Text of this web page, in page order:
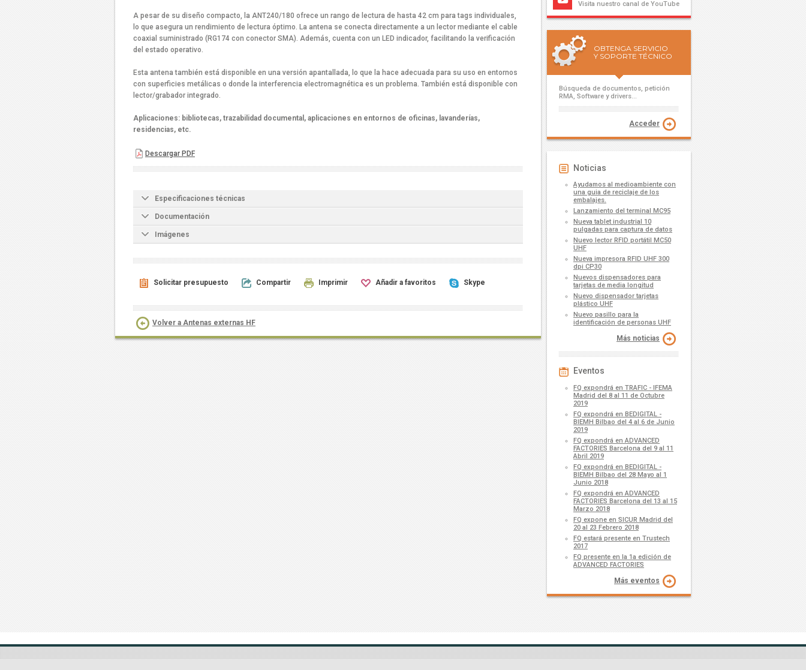
A pesar de su diseño compacto, la ANT240/180 ofrece un rango de lectura de hasta 42 cm para tags individuales,
lo que asegura un rendimiento de lectura óptimo. La antena se conecta directamente a un lector mediante el cable
coaxial suministrado (RG174 con conector SMA). Además, cuenta con un LED indicador, facilitando la verificación
del estado operativo.
Esta antena también está disponible en una versión apantallada, lo que la hace adecuada para su uso en entornos
con superficies metálicas o donde la interferencia electromagnética es un problema. También está disponible con
lector/grabador integrado.
Aplicaciones: bibliotecas, trazabilidad documental, aplicaciones en entornos de oficinas, lavanderías,
residencias, etc.
Descargar PDF
Especificaciones técnicas
Documentación
Imágenes
Solicitar presupuesto Compartir Imprimir Añadir a favoritos Skype
Volver a Antenas externas HF
Visita nuestro canal de YouTube
OBTENGA SERVICIO
Y SOPORTE TÉCNICO
Búsqueda de documentos, petición
RMA, Software y drivers...
Acceder
Noticias
Ayudamos al medioambiente con
una guia de reciclaje de los
embalajes.
Lanzamiento del terminal MC95
Nueva tablet industrial 10
pulgadas para captura de datos
Nuevo lector RFID portátil MC50
UHF
Nueva impresora RFID UHF 300
dpi CP30
Nuevos dispensadores para
tarjetas de media longitud
Nuevo dispensador tarjetas
plástico UHF
Nuevo pasillo para la
identificación de personas UHF
Más noticias
Eventos
FQ expondrá en TRAFIC - IFEMA
Madrid del 8 al 11 de Octubre
2019
FQ expondrá en BEDIGITAL -
BIEMH Bilbao del 4 al 6 de Junio
2019
FQ expondrá en ADVANCED
FACTORIES Barcelona del 9 al 11
Abril 2019
FQ expondrá en BEDIGITAL -
BIEMH Bilbao del 28 Mayo al 1
Junio 2018
FQ expondrá en ADVANCED
FACTORIES Barcelona del 13 al 15
Marzo 2018
FQ expone en SICUR Madrid del
20 al 23 Febrero 2018
FQ estará presente en Trustech
2017
FQ presente en la 1a edición de
ADVANCED FACTORIES
Más eventos